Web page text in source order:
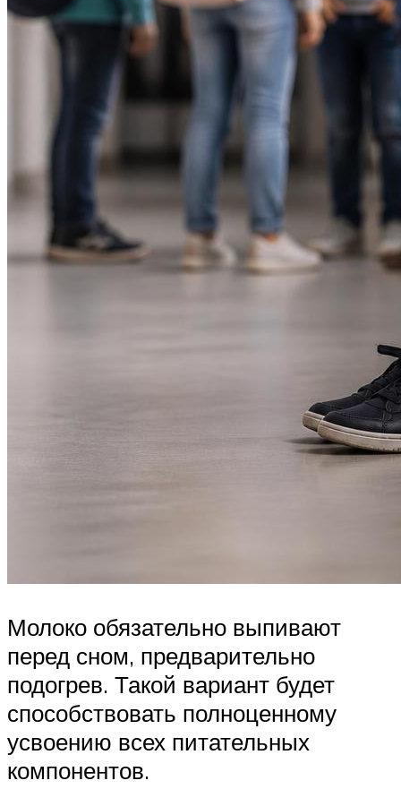
Молоко обязательно выпивают
перед сном, предварительно
подогрев. Такой вариант будет
способствовать полноценному
усвоению всех питательных
компонентов.